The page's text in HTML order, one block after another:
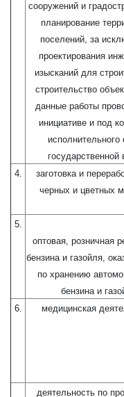
сооружений и
планирование
поселений, за
проектирования
изысканий для
строительство
данные работы
инициативе и под
исполнительного
государственной
4.
заготовка и
черных и цветных
5.
оптовая, розничная
бензина и газойля,
по хранению
бензина и
6. медицинская
деятельность по